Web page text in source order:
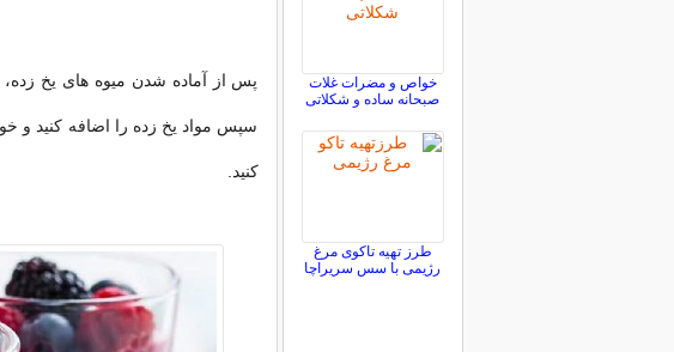
پس از آماده شدن میوه های یخ زده،
سپس مواد یخ زده را اضافه کنید و
کنید.
خواص و مضرات غلات
صبحانه ساده و شکلاتی
طرز تهیه تاکوی مرغ
رژیمی با سس سریراچا